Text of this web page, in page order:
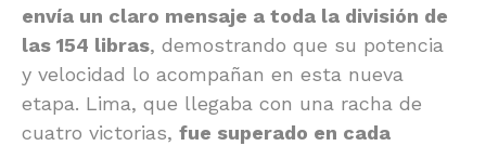
envía un claro mensaje a toda la división de
las 154 libras, demostrando que su potencia
y velocidad lo acompañan en esta nueva
etapa. Lima, que llegaba con una racha de
cuatro victorias, fue superado en cada